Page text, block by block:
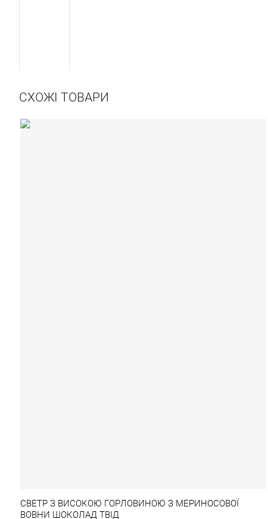
СХОЖІ ТОВАРИ
СВЕТР З ВИСОКОЮ ГОРЛОВИНОЮ З МЕРИНОСОВОЇ
ВОВНИ ШОКОЛАД ТВІД